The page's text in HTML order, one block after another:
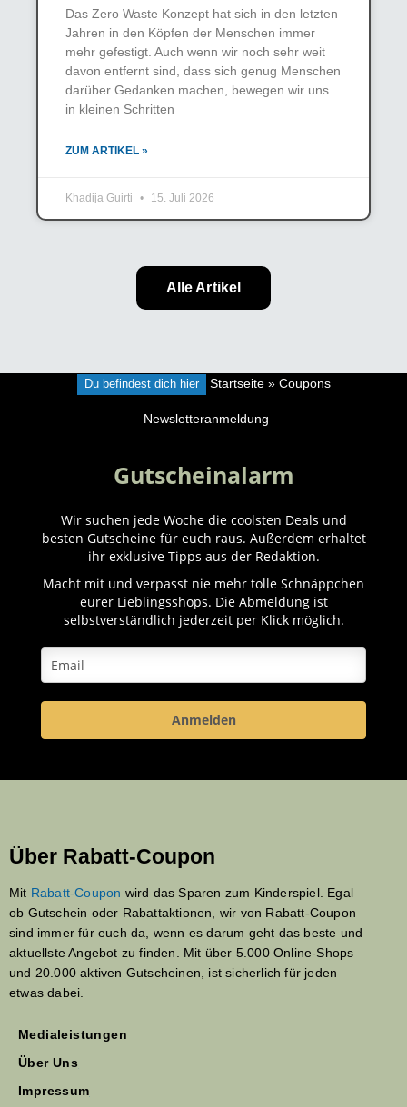
Das Zero Waste Konzept hat sich in den letzten
Jahren in den Köpfen der Menschen immer
mehr gefestigt. Auch wenn wir noch sehr weit
davon entfernt sind, dass sich genug Menschen
darüber Gedanken machen, bewegen wir uns
in kleinen Schritten
ZUM ARTIKEL »
Khadija Guirti 15. Juli 2026
Alle Artikel
Du befindest dich hier Startseite» Coupons
Newsletteranmeldung
Gutscheinalarm
Wir suchen jede Woche die coolsten Deals und
besten Gutscheine für euch raus. Außerdem erhaltet
ihr exklusive Tipps aus der Redaktion.
Macht mit und verpasst nie mehr tolle Schnäppchen
eurer Lieblingsshops. Die Abmeldung ist
selbstverständlich jederzeit per Klick möglich.
Anmelden
Über Rabatt-Coupon
Mit Rabatt-Coupon wird das Sparen zum Kinderspiel. Egal
ob Gutschein oder Rabattaktionen, wir von Rabatt-Coupon
sind immer für euch da, wenn es darum geht das beste und
aktuellste Angebot zu finden. Mit über 5.000 Online-Shops
und 20.000 aktiven Gutscheinen, ist sicherlich für jeden
etwas dabei.
Medialeistungen
Über Uns
Impressum